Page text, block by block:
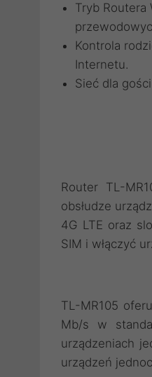
Tryb Routera
Kontrola
Internetu.
Sieć dla
Router TL-
obsłudze
4G LTE oraz
SIM i włączyć
TL-MR105
Mb/s w
urządzeniach
urządzeń